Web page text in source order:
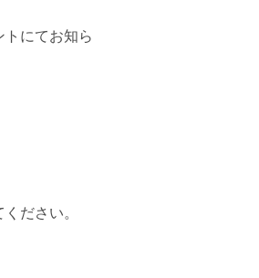
にてお知ら
ださい。